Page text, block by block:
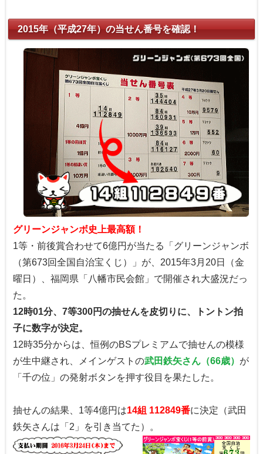
2015年（平成27年）の当せん番号を確認！
グリーンジャンボ史上最高額！
1等・前後賞合わせて6億円が当たる「グリーンジャンボ
（第673回全国自治宝くじ）」が、2015年3月20日（金
曜日）、福岡県「八幡市民会館」で開催され大盛況だっ
た。
12時01分、7等300円の抽せんを皮切りに、トントン拍
子に数字が決定。
12時35分からは、恒例のBSプレミアムで抽せんの模様
が生中継され、メインゲストの武田鉄矢さん（66歳） が
「千の位」の発射ボタンを押す役目を果たした。
抽せんの結果、1等4億円は14組 112849番に決定（武田
鉄矢さんは「2」を引き当てた）。